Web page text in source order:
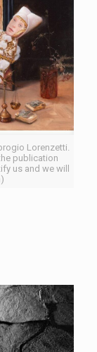
Lorenzetti.
publication
us and we will